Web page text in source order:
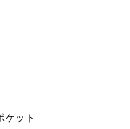
ケット